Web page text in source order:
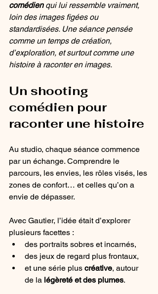
comédien qui lui ressemble vraiment,
loin des images figées ou
standardisées. Une séance pensée
comme un temps de création,
d’exploration, et surtout comme une
histoire à raconter en images.
Un shooting
comédien pour
raconter une histoire
Au studio, chaque séance commence
par un échange. Comprendre le
parcours, les envies, les rôles visés, les
zones de confort… et celles qu’on a
envie de dépasser.
Avec Gautier, l’idée était d’explorer
plusieurs facettes :
des portraits sobres et incarnés,
des jeux de regard plus frontaux,
et une série plus créative, autour
de la légèreté et des plumes.